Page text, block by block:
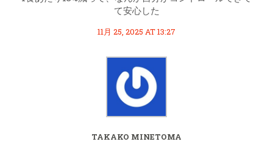
て安心した
11月 25, 2025 AT 13:27
TAKAKO MINETOMA